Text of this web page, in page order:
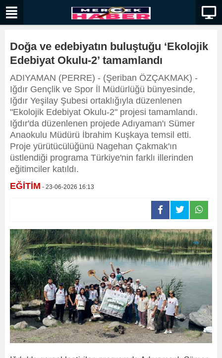
Doğa ve edebiyatın buluştuğu ‘Ekolojik
Edebiyat Okulu-2’ tamamlandı
ADIYAMAN (PERRE) - (Şeriban ÖZÇAKMAK) -
Iğdır Gençlik ve Spor İl Müdürlüğü bünyesinde,
Iğdır Yeşilay Şubesi ortaklığıyla düzenlenen
"Ekolojik Edebiyat Okulu-2" projesi tamamlandı.
Iğdır'da düzenlenen projede Adıyaman'ı Sümer
Anaokulu Müdürü İbrahim Kuşkaya temsil etti.
Proje yürütücülüğünü Nagehan Çakmak'ın
üstlendiği programa Türkiye'nin farklı illerinden
eğitimciler katıldı.
EĞİTİM - 23-06-2026 16:13